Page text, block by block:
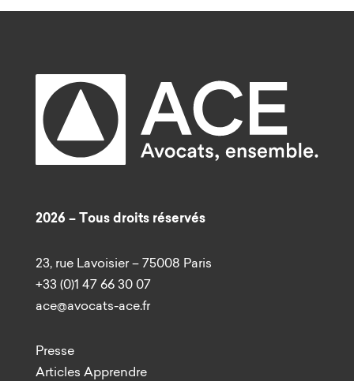
2026 – Tous droits réservés
23, rue Lavoisier – 75008 Paris
+33 (0)1 47 66 30 07
ace@avocats-ace.fr
Presse
Articles Apprendre